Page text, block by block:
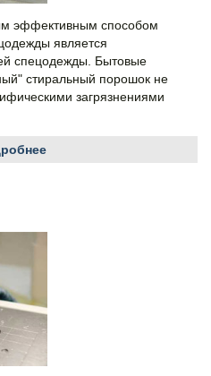
эффективным способом
является
спецодежды. Бытовые
стиральный порошок не
загрязнениями